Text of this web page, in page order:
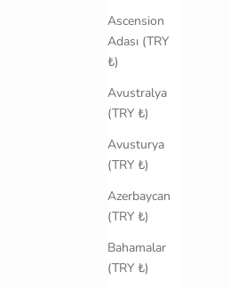
Ascension
Adası (TRY
₺)
Avustralya
(TRY ₺)
Avusturya
(TRY ₺)
Azerbaycan
(TRY ₺)
Bahamalar
(TRY ₺)